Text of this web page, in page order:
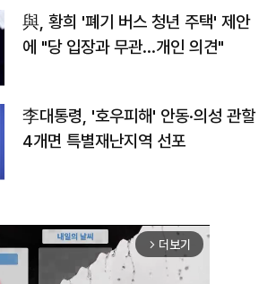
與, 황희 '폐기 버스 청년 주택' 제안
에 "당 입장과 무관…개인 의견"
李대통령, '호우피해' 안동·의성 관할
4개면 특별재난지역 선포
arrow_forward_ios 더보기